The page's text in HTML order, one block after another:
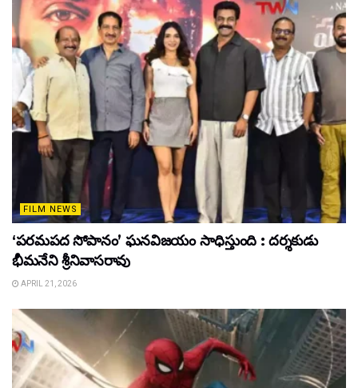
FILM NEWS
‘పరమపద సోపానం’ ఘనవిజయం సాధిస్తుంది : దర్శకుడు
భీమనేని శ్రీనివాసరావు
APRIL 21, 2026